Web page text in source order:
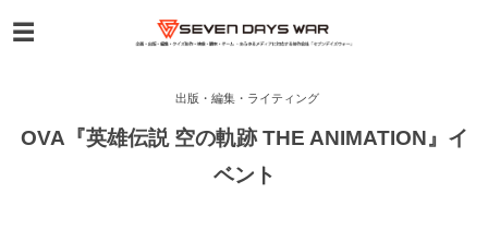
出版・編集・ライティング
OVA『英雄伝説 空の軌跡 THE ANIMATION』イ
ベント